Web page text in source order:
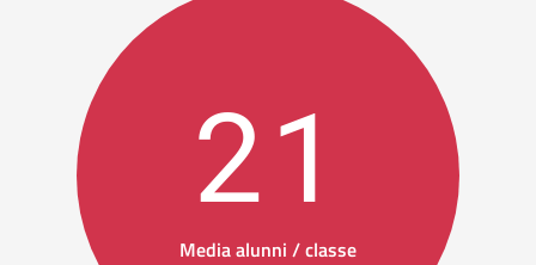
21
Media alunni / classe